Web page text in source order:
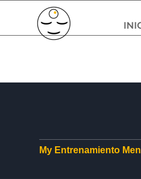
al
My Entrenamiento